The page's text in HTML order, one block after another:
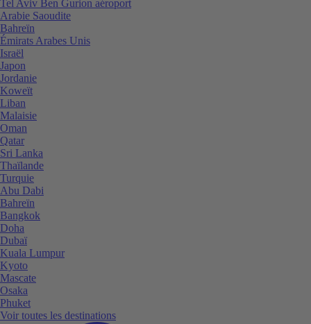
Tel Aviv Ben Gurion aéroport
Arabie Saoudite
Bahreïn
Émirats Arabes Unis
Israël
Japon
Jordanie
Koweït
Liban
Malaisie
Oman
Qatar
Sri Lanka
Thaïlande
Turquie
Abu Dabi
Bahreïn
Bangkok
Doha
Dubaï
Kuala Lumpur
Kyoto
Mascate
Osaka
Phuket
Voir toutes les destinations